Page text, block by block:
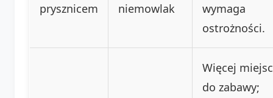
prysznicem
niemowlak
wymaga
ostrożności.
Więcej
do zabawy;